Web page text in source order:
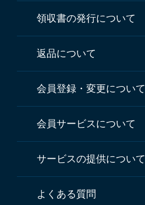
領収書の発行について
返品について
会員登録・変更について
会員サービスについて
サービスの提供について
よくある質問